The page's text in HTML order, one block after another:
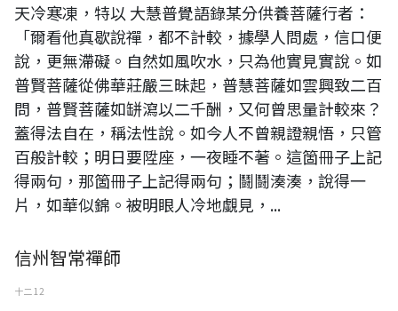
天冷寒凍，特以 大慧普覺語錄某分供養菩薩行者：
「爾看他真歇說禪，都不計較，據學人問處，信口便
說，更無滯礙。自然如風吹水，只為他實見實說。如
普賢菩薩從佛華莊嚴三昧起，普慧菩薩如雲興致二百
問，普賢菩薩如缾瀉以二千酬，又何曾思量計較來？
蓋得法自在，稱法性說。如今人不曾親證親悟，只管
百般計較；明日要陞座，一夜睡不著。這箇冊子上記
得兩句，那箇冊子上記得兩句；鬪鬪湊湊，說得一
片，如華似錦。被明眼人冷地覷見，...
信州智常禪師
十二 12